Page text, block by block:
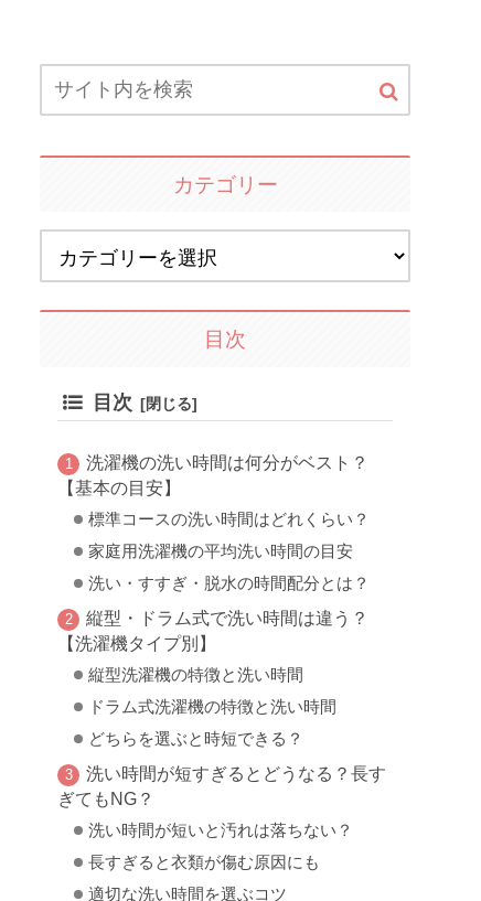
カテゴリー
目次
目次
洗濯機の洗い時間は何分がベスト？
【基本の目安】
標準コースの洗い時間はどれくらい？
家庭用洗濯機の平均洗い時間の目安
洗い・すすぎ・脱水の時間配分とは？
縦型・ドラム式で洗い時間は違う？
【洗濯機タイプ別】
縦型洗濯機の特徴と洗い時間
ドラム式洗濯機の特徴と洗い時間
どちらを選ぶと時短できる？
洗い時間が短すぎるとどうなる？長す
ぎてもNG？
洗い時間が短いと汚れは落ちない？
長すぎると衣類が傷む原因にも
適切な洗い時間を選ぶコツ